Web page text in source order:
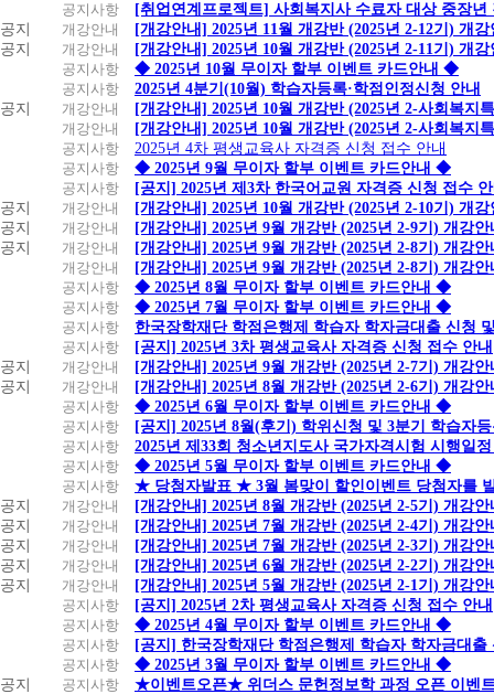
공지사항
[취업연계프로젝트] 사회복지사 수료자 대상 중장
공지
개강안내
[개강안내] 2025년 11월 개강반 (2025년 2-12기) 개강
공지
개강안내
[개강안내] 2025년 10월 개강반 (2025년 2-11기) 개강
공지사항
◆ 2025년 10월 무이자 할부 이벤트 카드안내 ◆
공지사항
2025년 4분기(10월) 학습자등록·학점인정신청 안내
공지
개강안내
[개강안내] 2025년 10월 개강반 (2025년 2-사회복지
개강안내
[개강안내] 2025년 10월 개강반 (2025년 2-사회복지
공지사항
2025년 4차 평생교육사 자격증 신청 접수 안내
공지사항
◆ 2025년 9월 무이자 할부 이벤트 카드안내 ◆
공지사항
[공지] 2025년 제3차 한국어교원 자격증 신청 접수
공지
개강안내
[개강안내] 2025년 10월 개강반 (2025년 2-10기) 개강
공지
개강안내
[개강안내] 2025년 9월 개강반 (2025년 2-9기) 개강안
공지
개강안내
[개강안내] 2025년 9월 개강반 (2025년 2-8기) 개강안
개강안내
[개강안내] 2025년 9월 개강반 (2025년 2-8기) 개강안
공지사항
◆ 2025년 8월 무이자 할부 이벤트 카드안내 ◆
공지사항
◆ 2025년 7월 무이자 할부 이벤트 카드안내 ◆
공지사항
한국장학재단 학점은행제 학습자 학자금대출 신청
공지사항
[공지] 2025년 3차 평생교육사 자격증 신청 접수 안내
공지
개강안내
[개강안내] 2025년 9월 개강반 (2025년 2-7기) 개강안
공지
개강안내
[개강안내] 2025년 8월 개강반 (2025년 2-6기) 개강안
공지사항
◆ 2025년 6월 무이자 할부 이벤트 카드안내 ◆
공지사항
[공지] 2025년 8월(후기) 학위신청 및 3분기 학습자
공지사항
2025년 제33회 청소년지도사 국가자격시험 시행일
공지사항
◆ 2025년 5월 무이자 할부 이벤트 카드안내 ◆
공지사항
★ 당첨자발표 ★ 3월 봄맞이 할인이벤트 당첨자를
공지
개강안내
[개강안내] 2025년 8월 개강반 (2025년 2-5기) 개강안
공지
개강안내
[개강안내] 2025년 7월 개강반 (2025년 2-4기) 개강안
공지
개강안내
[개강안내] 2025년 7월 개강반 (2025년 2-3기) 개강안
공지
개강안내
[개강안내] 2025년 6월 개강반 (2025년 2-2기) 개강안
공지
개강안내
[개강안내] 2025년 5월 개강반 (2025년 2-1기) 개강안
공지사항
[공지] 2025년 2차 평생교육사 자격증 신청 접수 안내
공지사항
◆ 2025년 4월 무이자 할부 이벤트 카드안내 ◆
공지사항
[공지] 한국장학재단 학점은행제 학습자 학자금대출
공지사항
◆ 2025년 3월 무이자 할부 이벤트 카드안내 ◆
공지
공지사항 ★이벤트오픈★ 위더스 문헌정보학 과정 오픈 이벤